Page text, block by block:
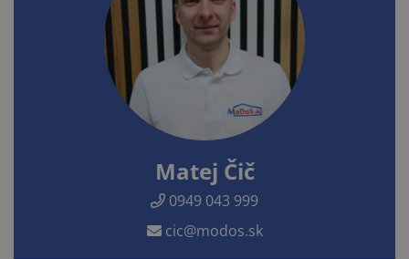
Matej Čič
0949 043 999
cic@modos.sk